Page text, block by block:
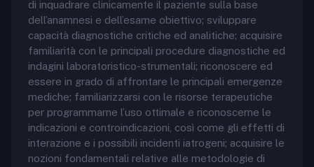
di inquadrare clinicamente il paziente sulla base
dell’anamnesi e dell’esame obiettivo; sviluppare
capacità diagnostiche critiche ed analitiche; acquisire
familiarità con le principali procedure diagnostiche ed
indagini laboratoristico-strumentali; riconoscere ed
essere in grado di affrontare le principali emergenze
mediche; familiarizzarsi con le risorse terapeutiche
per programmarne l’uso ottimale e riconoscerne le
indicazioni e controindicazioni, così come gli effetti di
interazione e i possibili incidenti iatrogeni; acquisire le
nozioni fondamentali relative alle metodologie di